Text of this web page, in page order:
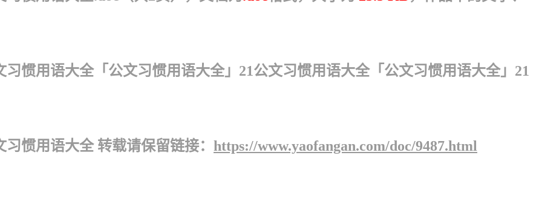
习惯用语大全「公文习惯用语大全」21公文习惯用语大全「公文习惯用语大全」21
惯用语大全 转载请保留链接： https://www.yaofangan.com/doc/9487.html